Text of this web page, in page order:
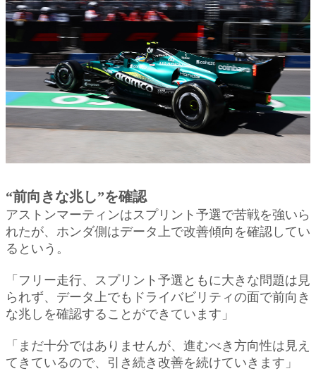
“前向きな兆し”を確認
アストンマーティンはスプリント予選で苦戦を強いら
れたが、ホンダ側はデータ上で改善傾向を確認してい
るという。
「フリー走行、スプリント予選ともに大きな問題は見
られず、データ上でもドライバビリティの面で前向き
な兆しを確認することができています」
「まだ十分ではありませんが、進むべき方向性は見え
てきているので、引き続き改善を続けていきます」